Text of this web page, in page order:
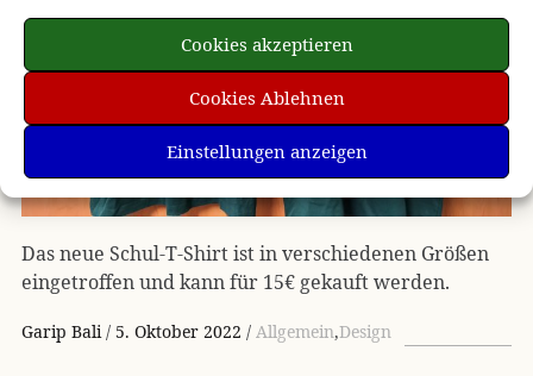
Cookies akzeptieren
Cookies Ablehnen
Einstellungen anzeigen
Das neue Schul-T-Shirt ist in verschiedenen Größen
eingetroffen und kann für 15€ gekauft werden.
Garip Bali 5. Oktober 2022 Allgemein,Design